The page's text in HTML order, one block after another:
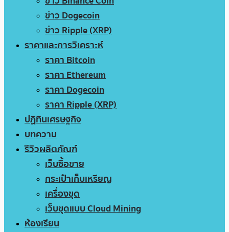
ข่าว Dogecoin
ข่าว Ripple (XRP)
ราคาและการวิเคราะห์
ราคา Bitcoin
ราคา Ethereum
ราคา Dogecoin
ราคา Ripple (XRP)
ปฏิทินเศรษฐกิจ
บทความ
รีวิวผลิตภัณฑ์
เว็บซื้อขาย
กระเป๋าเก็บเหรียญ
เครื่องขุด
เว็บขุดแบบ Cloud Mining
ห้องเรียน